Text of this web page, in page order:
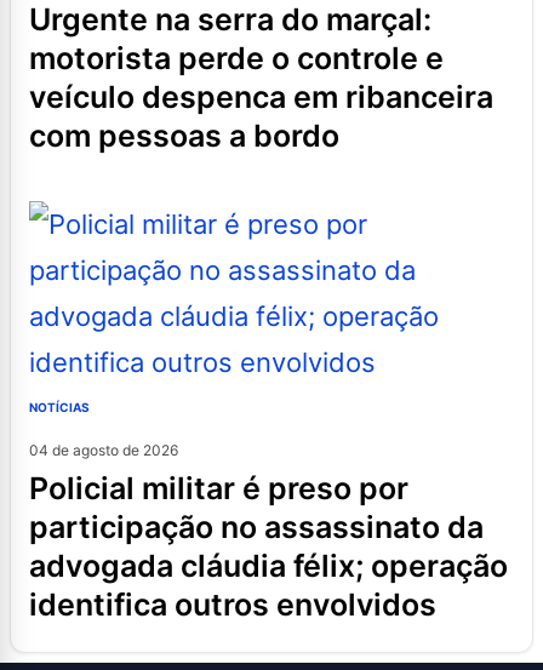
urgente na serra do marçal:
motorista perde o controle e
veículo despenca em ribanceira
com pessoas a bordo
NOTÍCIAS
04 de agosto de 2026
policial militar é preso por
participação no assassinato da
advogada cláudia félix; operação
identifica outros envolvidos